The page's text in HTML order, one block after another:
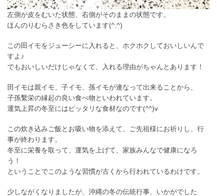
左側が皮をむいた状態、右側がそのままの状態です。
ほんのりむらさき色をしています(^.^)
この田イモをジューシーに入れると、ホクホクしておいしいんで
すよ♪
でもおいしいだけじゃなくて、入れる理由がちゃんとあります！
田イモは親イモ、子イモ、孫イモが連なって出来ることから、
子孫繫栄の縁起の良い食べ物といわれています。
運気上昇の冬至にはピッタリな食材なのです(^^)v
この炊き込みご飯とお吸い物を添えて、ご先祖様にお祈りし、行
事が終わります。
冬至に栄養を取って、運気を上げて、家族みんなで健康になろ
う！
ということでこのような習慣が古くから行われているわけです。
少しながくなりましたが、沖縄の冬の伝統行事、いかがでした